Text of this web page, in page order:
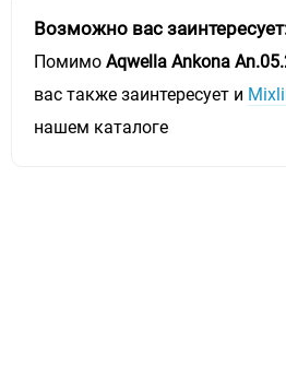
Возможно вас
Помимо Aqwella Ankona
вас также заинтересует и
нашем каталоге